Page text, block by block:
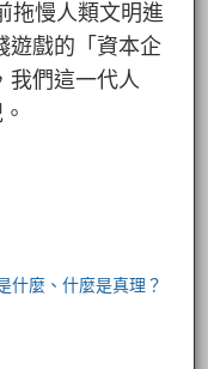
拖慢人類文明進
遊戲的「資本企
我們這一代人
什麼、什麼是真理？